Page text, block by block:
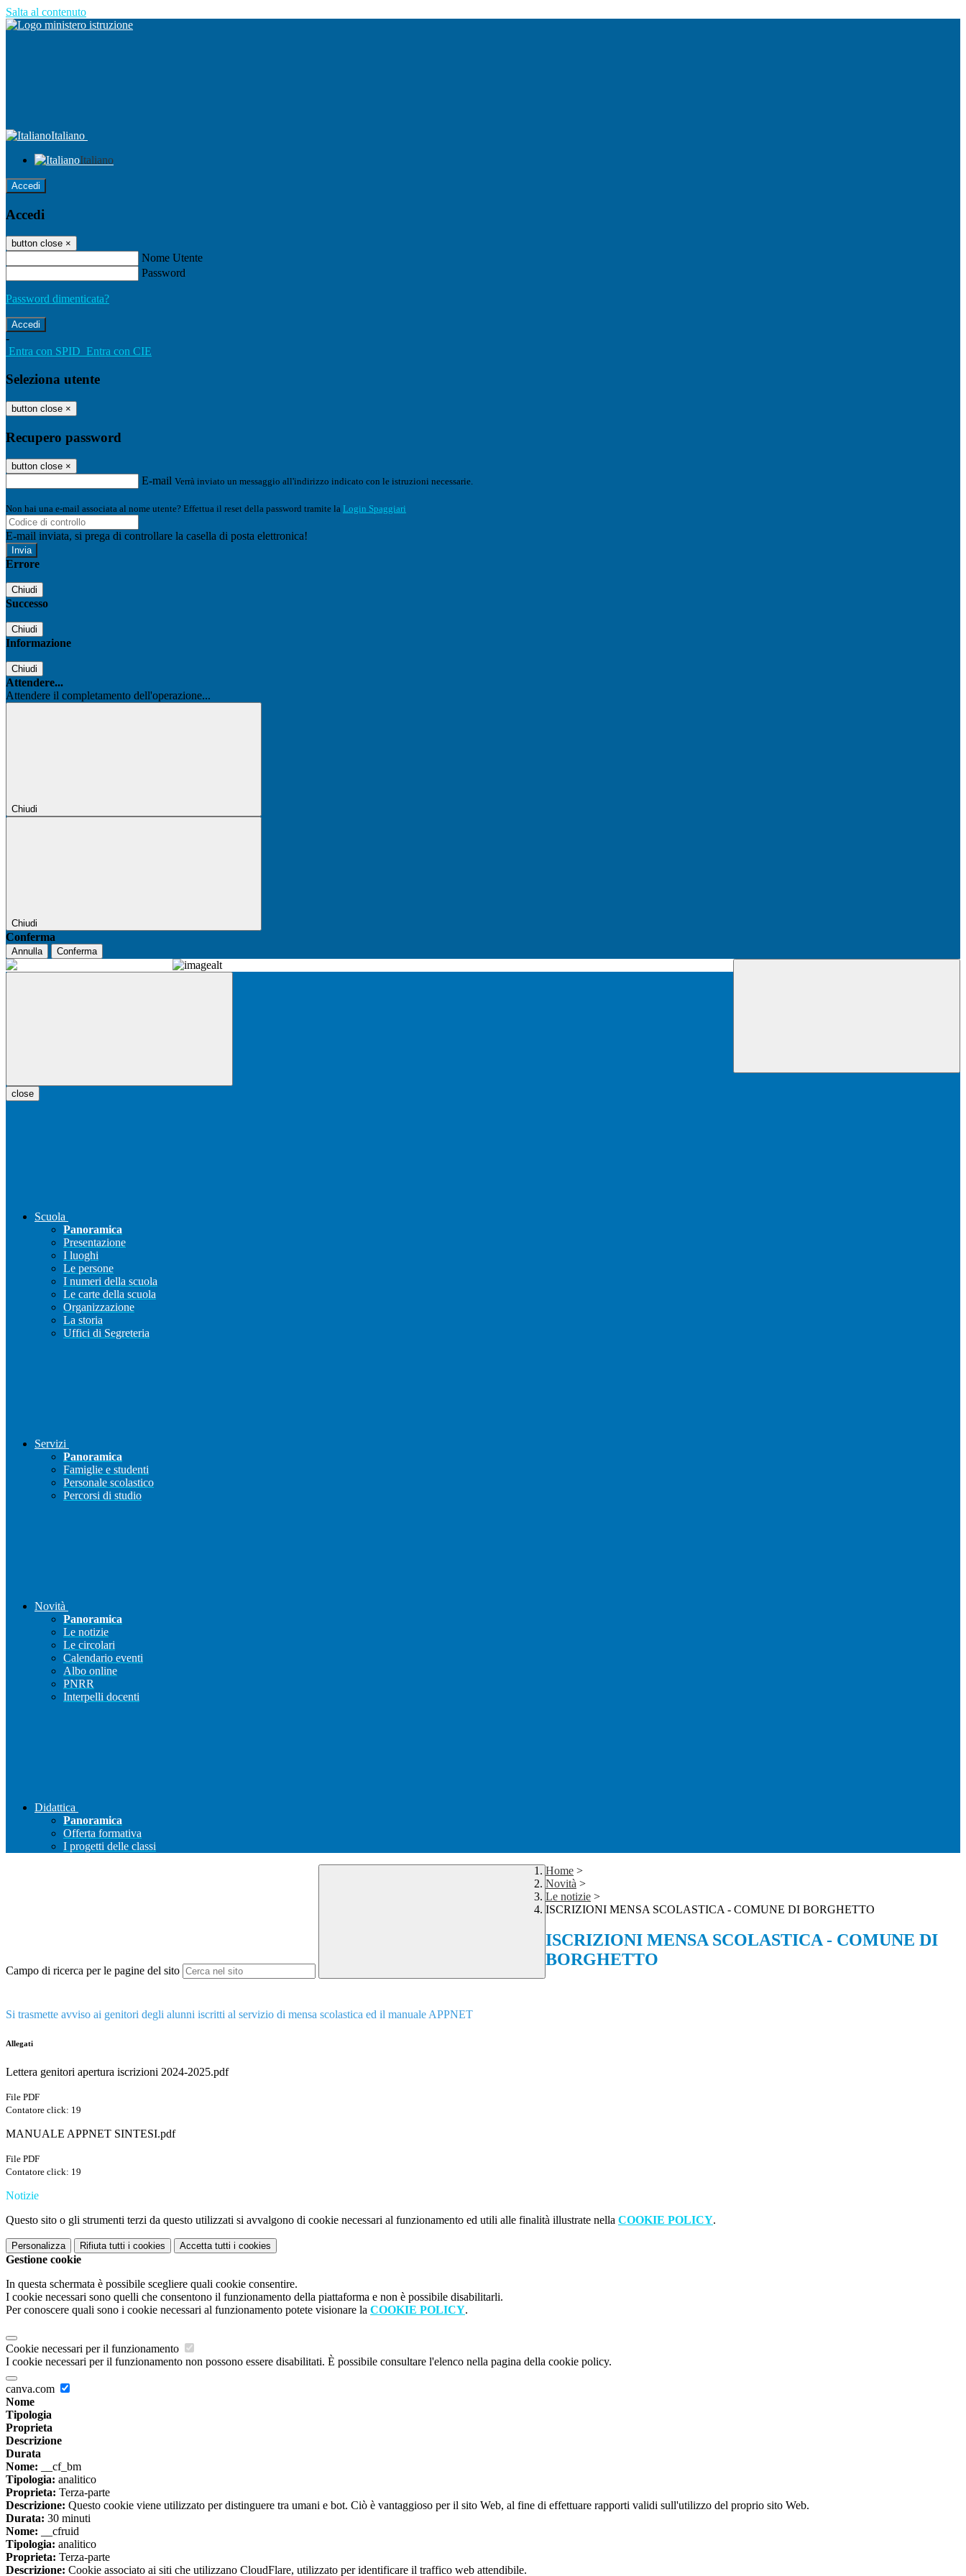
Salta al contenuto
Italiano
Italiano
Accedi
Accedi
button close ×
Nome Utente
Password
Password dimenticata?
-
Entra con SPID Entra con CIE
Seleziona utente
button close ×
Recupero password
button close ×
E-mail Verrà inviato un messaggio all'indirizzo indicato con le istruzioni necessarie.
Non hai una e-mail associata al nome utente? Effettua il reset della password tramite la Login Spaggiari
E-mail inviata, si prega di controllare la casella di posta elettronica!
Errore
Chiudi
Successo
Chiudi
Informazione
Chiudi
Attendere...
Attendere il completamento dell'operazione...
Chiudi
Chiudi
Conferma
Annulla Conferma
close
Scuola
Panoramica
Presentazione
I luoghi
Le persone
I numeri della scuola
Le carte della scuola
Organizzazione
La storia
Uffici di Segreteria
Servizi
Panoramica
Famiglie e studenti
Personale scolastico
Percorsi di studio
Novità
Panoramica
Le notizie
Le circolari
Calendario eventi
Albo online
PNRR
Interpelli docenti
Didattica
Panoramica
Offerta formativa
I progetti delle classi
Campo di ricerca per le pagine del sito
Home >
Novità >
Le notizie >
ISCRIZIONI MENSA SCOLASTICA - COMUNE DI BORGHETTO
ISCRIZIONI MENSA SCOLASTICA - COMUNE DI
BORGHETTO
Si trasmette avviso ai genitori degli alunni iscritti al servizio di mensa scolastica ed il manuale APPNET
Allegati
Lettera genitori apertura iscrizioni 2024-2025.pdf
File PDF
Contatore click: 19
MANUALE APPNET SINTESI.pdf
File PDF
Contatore click: 19
Notizie
Questo sito o gli strumenti terzi da questo utilizzati si avvalgono di cookie necessari al funzionamento ed utili alle finalità illustrate nella COOKIE POLICY.
Personalizza Rifiuta tutti i cookies Accetta tutti i cookies
Gestione cookie
In questa schermata è possibile scegliere quali cookie consentire.
I cookie necessari sono quelli che consentono il funzionamento della piattaforma e non è possibile disabilitarli.
Per conoscere quali sono i cookie necessari al funzionamento potete visionare la COOKIE POLICY.
Cookie necessari per il funzionamento
I cookie necessari per il funzionamento non possono essere disabilitati. È possibile consultare l'elenco nella pagina della cookie policy.
canva.com
Nome
Tipologia
Proprieta
Descrizione
Durata
Nome: __cf_bm
Tipologia: analitico
Proprieta: Terza-parte
Descrizione: Questo cookie viene utilizzato per distinguere tra umani e bot. Ciò è vantaggioso per il sito Web, al fine di effettuare rapporti validi sull'utilizzo del proprio sito Web.
Durata: 30 minuti
Nome: __cfruid
Tipologia: analitico
Proprieta: Terza-parte
Descrizione: Cookie associato ai siti che utilizzano CloudFlare, utilizzato per identificare il traffico web attendibile.